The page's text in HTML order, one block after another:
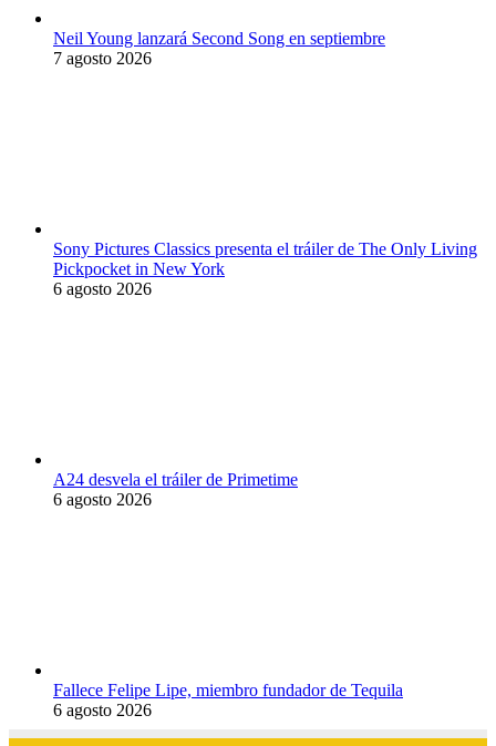
Neil Young lanzará Second Song en septiembre
7 agosto 2026
Sony Pictures Classics presenta el tráiler de The Only Living
Pickpocket in New York
6 agosto 2026
A24 desvela el tráiler de Primetime
6 agosto 2026
Fallece Felipe Lipe, miembro fundador de Tequila
6 agosto 2026